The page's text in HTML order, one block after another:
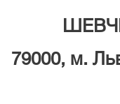
79000, м.